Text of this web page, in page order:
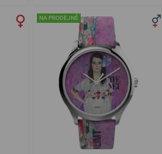
NA PRODEJNĚ